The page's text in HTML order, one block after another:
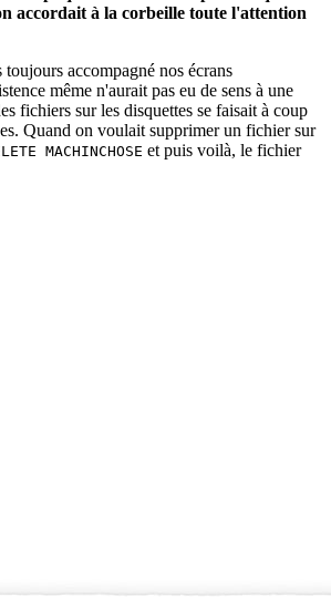
accordait à la corbeille toute l'attention
accompagné nos écrans
même n'aurait pas eu de sens à une
fichiers sur les disquettes se faisait à coup
Quand on voulait supprimer un fichier sur
MACHINCHOSE et puis voilà, le fichier